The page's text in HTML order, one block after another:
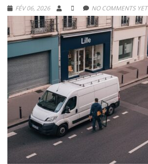
FÉV 06, 2026 NO COMMENTS YET